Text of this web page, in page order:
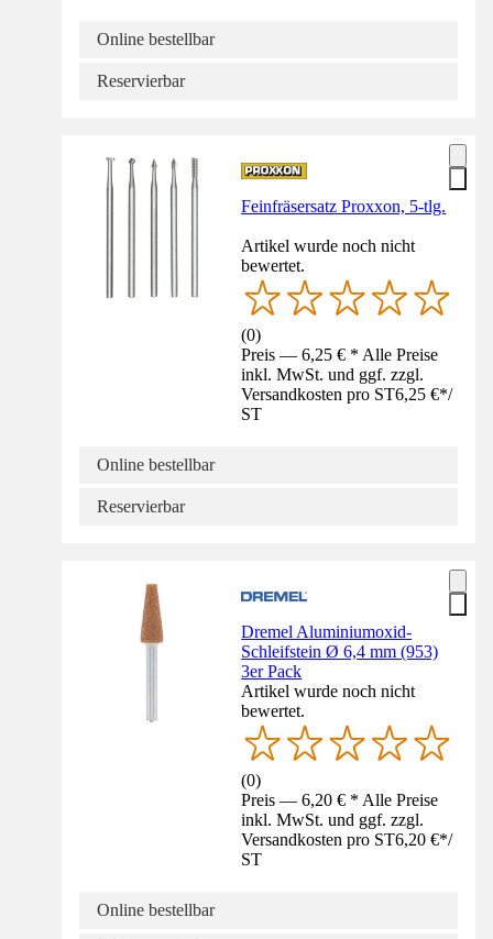
Online bestellbar
Reservierbar
Feinfräsersatz Proxxon, 5-tlg.
Artikel wurde noch nicht
bewertet.
(0)
Preis — 6,25 € * Alle Preise
inkl. MwSt. und ggf. zzgl.
Versandkosten pro ST6,25 €*/
ST
Online bestellbar
Reservierbar
Dremel Aluminiumoxid-
Schleifstein Ø 6,4 mm (953)
3er Pack
Artikel wurde noch nicht
bewertet.
(0)
Preis — 6,20 € * Alle Preise
inkl. MwSt. und ggf. zzgl.
Versandkosten pro ST6,20 €*/
ST
Online bestellbar